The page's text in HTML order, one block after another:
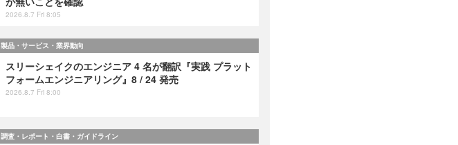
2026.8.7 Fri 8:05
製品・サービス・業界動向
スリーシェイクのエンジニア 4 名が翻訳『実践 プラット
フォームエンジニアリング』8 / 24 発売
2026.8.7 Fri 8:00
調査・レポート・白書・ガイドライン